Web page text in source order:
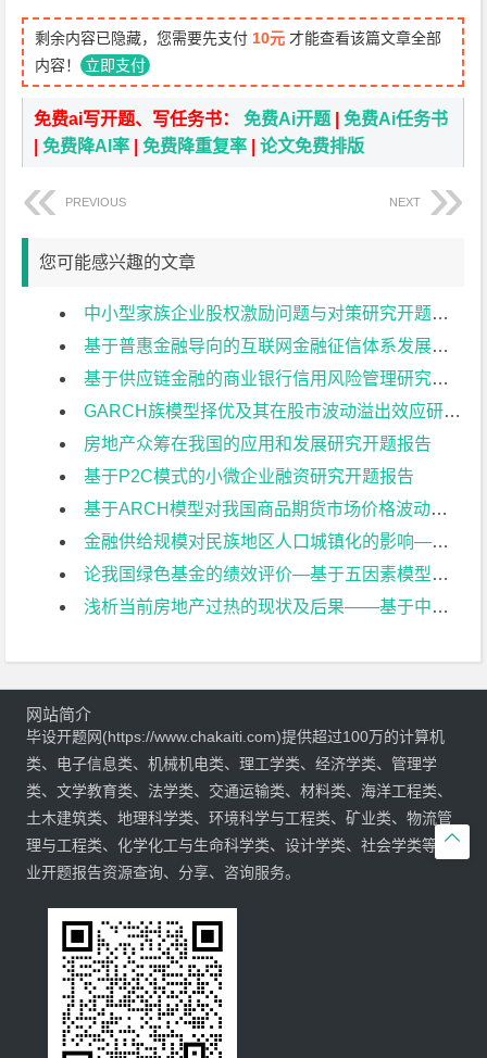
剩余内容已隐藏，您需要先支付 10元 才能查看该篇文章全部
内容！ 立即支付
免费ai写开题、写任务书：免费Ai开题 |免费Ai任务书
|免费降AI率 |免费降重复率 |论文免费排版
PREVIOUS NEXT
您可能感兴趣的文章
中小型家族企业股权激励问题与对策研究开题报告
基于普惠金融导向的互联网金融征信体系发展研究开题报告
基于供应链金融的商业银行信用风险管理研究开题报告
GARCH族模型择优及其在股市波动溢出效应研究开题报告
房地产众筹在我国的应用和发展研究开题报告
基于P2C模式的小微企业融资研究开题报告
基于ARCH模型对我国商品期货市场价格波动性分析开题报告
金融供给规模对民族地区人口城镇化的影响——以广西为例开题报告
论我国绿色基金的绩效评价—基于五因素模型与夏普指数开题报告
浅析当前房地产过热的现状及后果——基于中日对比的视角开题报告

网站简介
毕设开题网(https://www.chakaiti.com)提供超过100万的计算机
类、电子信息类、机械机电类、理工学类、经济学类、管理学
类、文学教育类、法学类、交通运输类、材料类、海洋工程类、
土木建筑类、地理科学类、环境科学与工程类、矿业类、物流管
理与工程类、化学化工与生命科学类、设计学类、社会学类等专
业开题报告资源查询、分享、咨询服务。